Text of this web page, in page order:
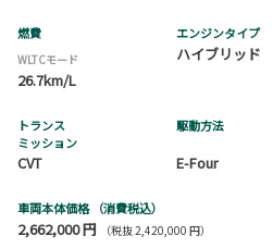
燃費
WLTCモード
26.7km/L
エンジンタイプ
ハイブリッド
トランス
ミッション
CVT
駆動方法
E-Four
車両本体価格 （消費税込）
2,662,000 円 （税抜 2,420,000 円）